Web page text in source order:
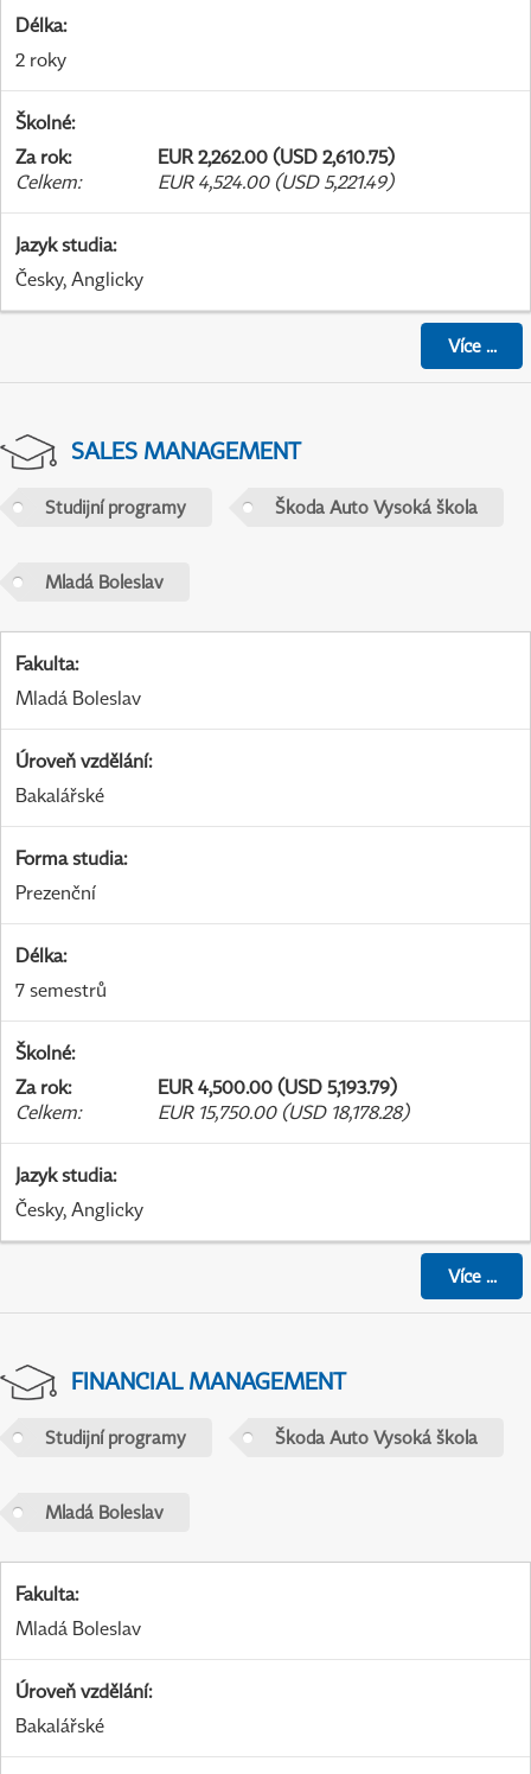
Délka:
2 roky
Školné:
Za rok:
EUR 2,262.00 (USD 2,610.75)
Celkem: EUR 4,524.00 (USD 5,221.49)
Jazyk studia:
Česky, Anglicky
Více...
SALES MANAGEMENT
Studijní programy Škoda Auto Vysoká škola
Mladá Boleslav
Fakulta:
Mladá Boleslav
Úroveň vzdělání:
Bakalářské
Forma studia:
Prezenční
Délka:
7 semestrů
Školné:
Za rok:
EUR 4,500.00 (USD 5,193.79)
Celkem: EUR 15,750.00 (USD 18,178.28)
Jazyk studia:
Česky, Anglicky
Více...
FINANCIAL MANAGEMENT
Studijní programy Škoda Auto Vysoká škola
Mladá Boleslav
Fakulta:
Mladá Boleslav
Úroveň vzdělání:
Bakalářské